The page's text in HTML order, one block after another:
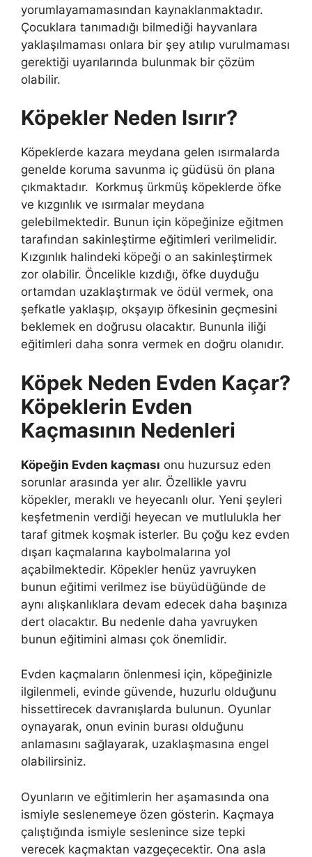
yorumlayamamasından kaynaklanmaktadır.
Çocuklara tanımadığı bilmediği hayvanlara
yaklaşılmaması onlara bir şey atılıp vurulmaması
gerektiği uyarılarında bulunmak bir çözüm
olabilir.
Köpekler Neden Isırır?
Köpeklerde kazara meydana gelen ısırmalarda
genelde koruma savunma iç güdüsü ön plana
çıkmaktadır. Korkmuş ürkmüş köpeklerde öfke
ve kızgınlık ve ısırmalar meydana
gelebilmektedir. Bunun için köpeğinize eğitmen
tarafından sakinleştirme eğitimleri verilmelidir.
Kızgınlık halindeki köpeği o an sakinleştirmek
zor olabilir. Öncelikle kızdığı, öfke duyduğu
ortamdan uzaklaştırmak ve ödül vermek, ona
şefkatle yaklaşıp, okşayıp öfkesinin geçmesini
beklemek en doğrusu olacaktır. Bununla iliği
eğitimleri daha sonra vermek en doğru olanıdır.
Köpek Neden Evden Kaçar?
Köpeklerin Evden
Kaçmasının Nedenleri
Köpeğin Evden kaçması onu huzursuz eden
sorunlar arasında yer alır. Özellikle yavru
köpekler, meraklı ve heyecanlı olur. Yeni şeyleri
keşfetmenin verdiği heyecan ve mutlulukla her
taraf gitmek koşmak isterler. Bu çoğu kez evden
dışarı kaçmalarına kaybolmalarına yol
açabilmektedir. Köpekler henüz yavruyken
bunun eğitimi verilmez ise büyüdüğünde de
aynı alışkanlıklara devam edecek daha başınıza
dert olacaktır. Bu nedenle daha yavruyken
bunun eğitimini alması çok önemlidir.
Evden kaçmaların önlenmesi için, köpeğinizle
ilgilenmeli, evinde güvende, huzurlu olduğunu
hissettirecek davranışlarda bulunun. Oyunlar
oynayarak, onun evinin burası olduğunu
anlamasını sağlayarak, uzaklaşmasına engel
olabilirsiniz.
Oyunların ve eğitimlerin her aşamasında ona
ismiyle seslenemeye özen gösterin. Kaçmaya
çalıştığında ismiyle seslenince size tepki
verecek kaçmaktan vazgeçecektir. Ona asla